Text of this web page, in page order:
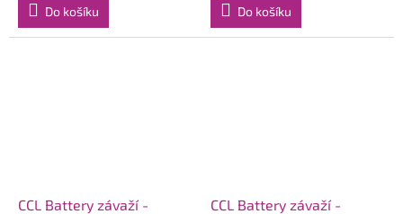
Do košíku Do košíku
CCL Battery závaží -
CCL Battery závaží -